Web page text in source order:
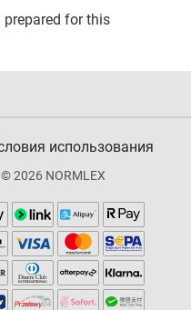
prepared for this
использования
2026 NORMLEX